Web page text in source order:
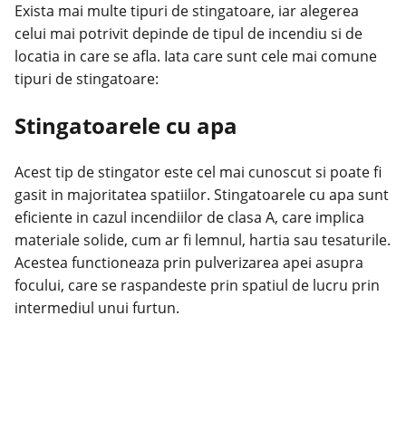
Exista mai multe tipuri de stingatoare, iar alegerea
celui mai potrivit depinde de tipul de incendiu si de
locatia in care se afla. Iata care sunt cele mai comune
tipuri de stingatoare:
Stingatoarele cu apa
Acest tip de stingator este cel mai cunoscut si poate fi
gasit in majoritatea spatiilor. Stingatoarele cu apa sunt
eficiente in cazul incendiilor de clasa A, care implica
materiale solide, cum ar fi lemnul, hartia sau tesaturile.
Acestea functioneaza prin pulverizarea apei asupra
focului, care se raspandeste prin spatiul de lucru prin
intermediul unui furtun.